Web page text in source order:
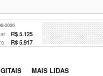
2026
R$ 5.125
R$ 5.917
MAIS LIDAS